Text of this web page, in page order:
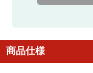
商品仕様